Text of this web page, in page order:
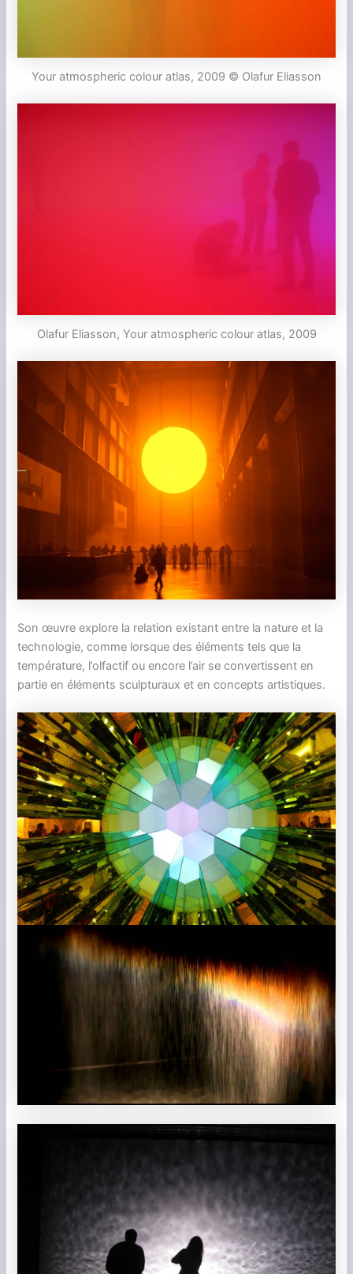
Your atmospheric colour atlas, 2009 © Olafur Eliasson
Olafur Eliasson, Your atmospheric colour atlas, 2009
Son œuvre explore la relation existant entre la nature et la
technologie, comme lorsque des éléments tels que la
température, l’olfactif ou encore l’air se convertissent en
partie en éléments sculpturaux et en concepts artistiques.